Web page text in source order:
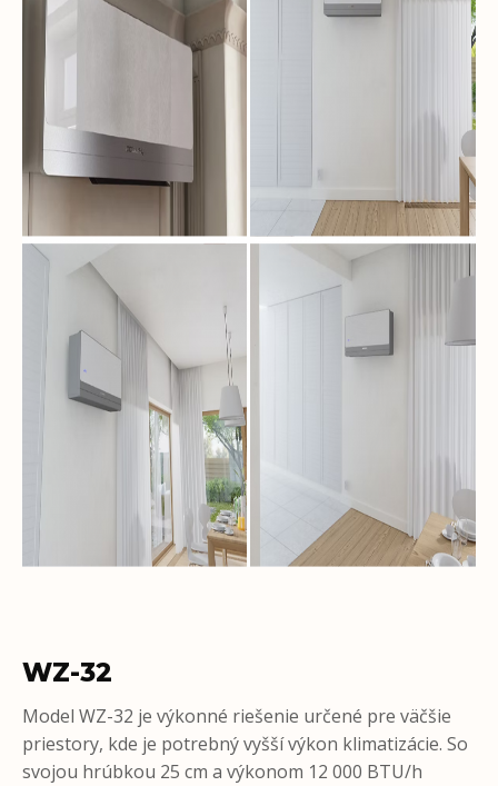
WZ-32
Model WZ-32 je výkonné riešenie určené pre väčšie
priestory, kde je potrebný vyšší výkon klimatizácie. So
svojou hrúbkou 25 cm a výkonom 12 000 BTU/h